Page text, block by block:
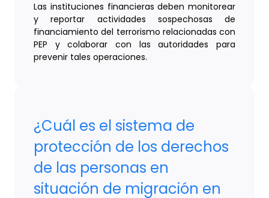
Las instituciones financieras deben monitorear
y reportar actividades sospechosas de
financiamiento del terrorismo relacionadas con
PEP y colaborar con las autoridades para
prevenir tales operaciones.
¿Cuál es el sistema de
protección de los derechos
de las personas en
situación de migración en